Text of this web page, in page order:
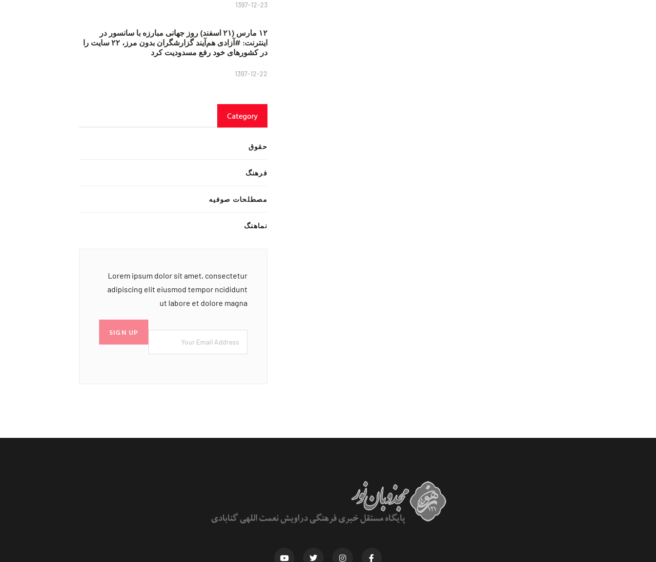
1397-12-23
۱۲ مارس (۲۱ اسفند) روز جهانی مبارزه با سانسور در
اینترنت: #آزادی هم‌آیند گزارشگران‌ بدون مرز، ۲۲ سایت را
در کشورهای خود رفع مسدودیت کرد
1397-12-22
Category
حقوق
فرهنگ
مصطلحات صوفیه
نماهنگ
Lorem ipsum dolor sit amet, consectetur
adipiscing elit eiusmod tempor ncididunt
ut labore et dolore magna
SIGN UP